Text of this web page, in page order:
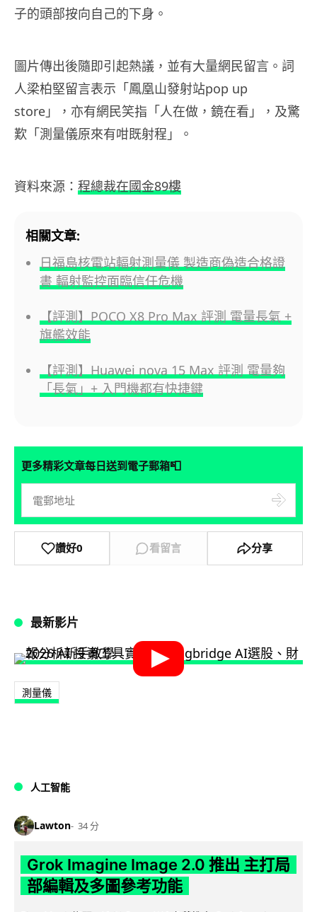
子的頭部按向自己的下身。
圖片傳出後隨即引起熱議，並有大量網民留言。詞
人梁柏堅留言表示「鳳凰山發射站pop up
store」，亦有網民笑指「人在做，鏡在看」，及驚
歎「測量儀原來有咁既射程」。
資料來源： 程總裁在國金89樓
相關文章:
日福島核電站輻射測量儀 製造商偽造合格證
書 輻射監控面臨信任危機
【評測】POCO X8 Pro Max 評測 電量長氣 +
旗艦效能
【評測】Huawei nova 15 Max 評測 電量夠
「長氣」+ 入門機都有快捷鍵
更多精彩文章每日送到電子郵箱📮
讚好0 看留言 分享
最新影片
測量儀
人工智能
Lawton 34 分
Grok Imagine Image 2.0 推出 主打局
部編輯及多圖參考功能